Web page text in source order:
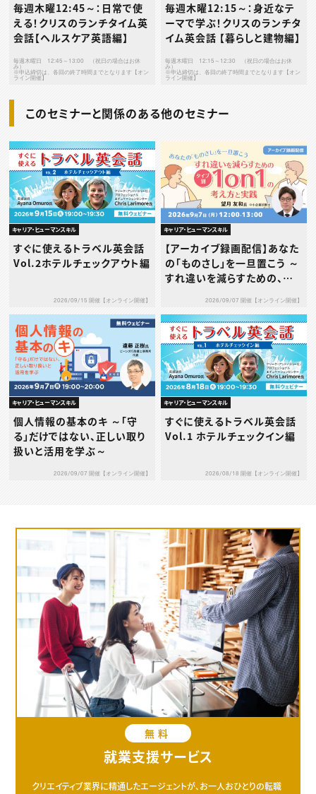
毎週木曜12:45～：日常で使
える！クリスのランチタイム英
会話【ヘルスケア英語編】
毎週木曜日 12:45～13:00 （祝日の場合はお休
み）
※申込締切は、各回の終了時間までとなります【オン
ライン開催】
毎週木曜12:15～：身近なテ
ーマで学ぶ！クリスのランチタ
イム英会話 【暮らしと建物編】
毎週木曜日 12:15～12:30 （祝日の場合はお休
み）
※申込締切は、各回の終了時間までとなります【オン
ライン開催】
このセミナーと関係のある他のセミナー
キャリア・ヒューマンスキル
すぐに使えるトラベル英会話
Vol.2ホテルチェックアウト編
2026/09/15 開催【オンライン開催】
キャリア・ヒューマンスキル
【アーカイブ録画配信】あなた
の「ものさし」を一旦置こう ～
すれ違いを減らすための、タ
2026/09/07 開催【オンライン開催】
キャリア・ヒューマンスキル
個人情報の基本のキ ～「守
る」だけではない、正しい取り
扱いと活用を学ぶ～
2026/09/07 開催【オンライン開催】
キャリア・ヒューマンスキル
すぐに使えるトラベル英会話
Vol.1 ホテルチェックイン編
2026/08/18 開催【オンライン開催】
無料
就業支援サービス
クリエイティブ業界に精通したエージェントが、お一人おひとりの転職